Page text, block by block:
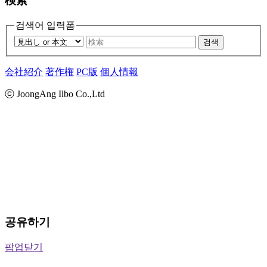
검색어 입력폼
검색
会社紹介 著作権 PC版 個人情報
ⓒ JoongAng Ilbo Co.,Ltd
공유하기
팝업닫기